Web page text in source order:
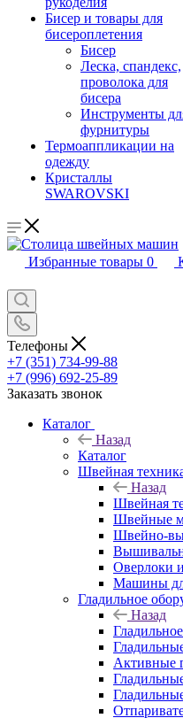
Бисер и товары для
бисероплетения
Бисер
Леска, спандекс,
проволока для
бисера
Инструменты
фурнитуры
Термоаппликации на
одежду
Кристаллы
SWAROVSKI
Избранные товары 0
Телефоны
+7 (351) 734-99-88
+7 (996) 692-25-89
Заказать звонок
Каталог
Назад
Каталог
Швейная
Назад
Швейная
Швейные
Швейно-
Оверлоки
Машины
Гладильное
Назад
Активные